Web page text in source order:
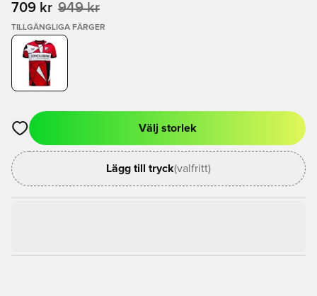
709 kr 949 kr
TILLGÄNGLIGA FÄRGER
Öppnar en Modal för att logga in eller registrera dig som
Välj storlek
Lägg till tryck(valfritt)